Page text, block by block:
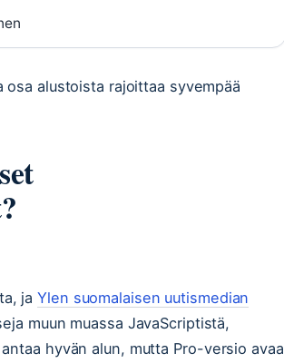
alustoista rajoittaa syvempää
jaYlen suomalaisen uutismedian
muun muassa JavaScriptistä,
hyvän alun, mutta Pro-versio avaa